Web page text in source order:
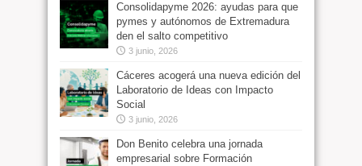
Consolidapyme 2026: ayudas para que
pymes y autónomos de Extremadura
den el salto competitivo
3 junio, 2026
Cáceres acogerá una nueva edición del
Laboratorio de Ideas con Impacto
Social
3 junio, 2026
Don Benito celebra una jornada
empresarial sobre Formación